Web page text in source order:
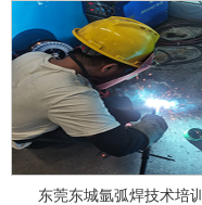
东莞东城氩弧焊技术培训